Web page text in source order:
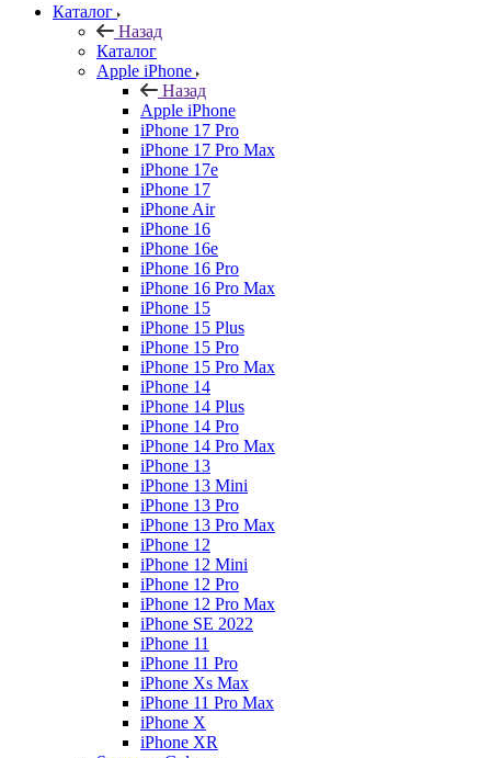
Каталог
Назад
Каталог
Apple iPhone
Назад
Apple iPhone
iPhone 17 Pro
iPhone 17 Pro Max
iPhone 17e
iPhone 17
iPhone Air
iPhone 16
iPhone 16e
iPhone 16 Pro
iPhone 16 Pro Max
iPhone 15
iPhone 15 Plus
iPhone 15 Pro
iPhone 15 Pro Max
iPhone 14
iPhone 14 Plus
iPhone 14 Pro
iPhone 14 Pro Max
iPhone 13
iPhone 13 Mini
iPhone 13 Pro
iPhone 13 Pro Max
iPhone 12
iPhone 12 Mini
iPhone 12 Pro
iPhone 12 Pro Max
iPhone SE 2022
iPhone 11
iPhone 11 Pro
iPhone Xs Max
iPhone 11 Pro Max
iPhone X
iPhone XR